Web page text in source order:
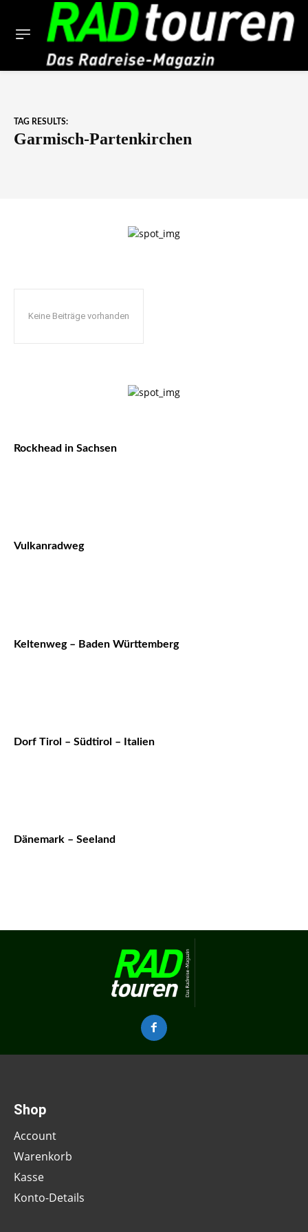
TAG RESULTS:
Garmisch-Partenkirchen
Keine Beiträge vorhanden
Rockhead in Sachsen
Vulkanradweg
Keltenweg – Baden Württemberg
Dorf Tirol – Südtirol – Italien
Dänemark – Seeland
Shop
Account
Warenkorb
Kasse
Konto-Details